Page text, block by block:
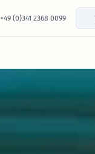
+49 (0)341 2368 0099